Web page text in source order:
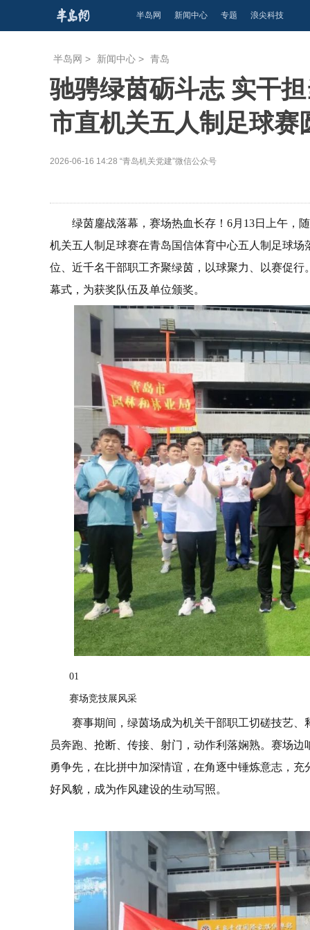
半岛网 新闻中心 专题 浪尖科技
半岛网 > 新闻中心 > 青岛
驰骋绿茵砺斗志 实干
市直机关五人制足球赛
2026-06-16 14:28 “青岛机关党建”微信公众号
绿茵鏖战落幕，赛场热血长存！6月13日上午，
机关五人制足球赛在青岛国信体育中心五人制足球
位、近千名干部职工齐聚绿茵，以球聚力、以赛促
幕式，为获奖队伍及单位颁奖。
01
赛场竞技展风采
赛事期间，绿茵场成为机关干部职工切磋技艺
员奔跑、抢断、传接、射门，动作利落娴熟。赛场
勇争先，在比拼中加深情谊，在角逐中锤炼意志，
好风貌，成为作风建设的生动写照。